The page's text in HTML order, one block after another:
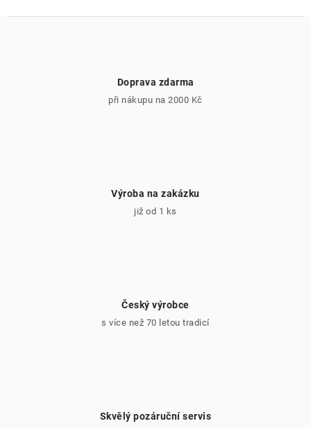
Doprava zdarma
při nákupu na 2000 Kč
Výroba na zakázku
již od 1 ks
Český výrobce
s více než 70 letou tradicí
Skvělý pozáruční servis